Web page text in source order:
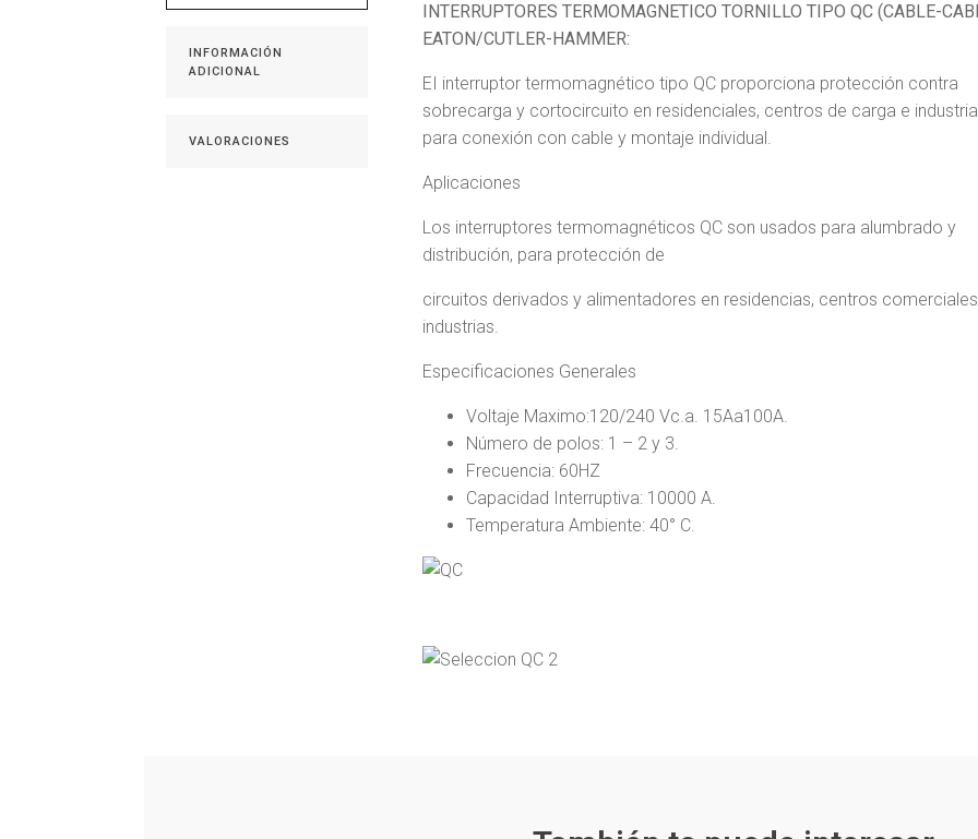
INFORMACIÓN
ADICIONAL
VALORACIONES
INTERRUPTORES TERMOMAGNETICO TORNILLO TIPO QC (CABLE-
EATON/CUTLER-HAMMER:
EI interruptor termomagnético tipo QC proporciona protección contra
sobrecarga y cortocircuito en residenciales, centros de carga e
para conexión con cable y montaje individual.
Aplicaciones
Los interruptores termomagnéticos QC son usados para alumbrado y
distribución, para protección de
circuitos derivados y alimentadores en residencias, centros
industrias.
Especificaciones Generales
Voltaje Maximo:120/240 Vc.a. 15Aa100A.
Número de polos: 1 – 2 y 3.
Frecuencia: 60HZ
Capacidad Interruptiva: 10000 A.
Temperatura Ambiente: 40° C.